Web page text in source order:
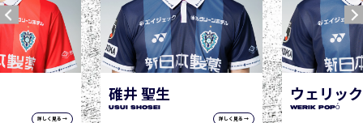
詳しく見る →
ウェリック ポポ
WERIK POPÓ
詳しく見る →